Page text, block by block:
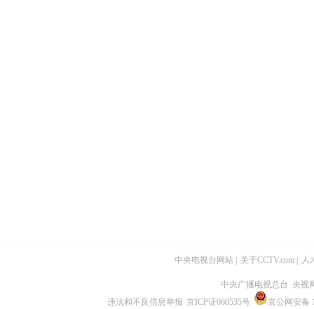
中央电视台网站 关于CCTV.com 人
中央广播电视总台 央视
违法和不良信息举报 京ICP证060535号
京公网安备